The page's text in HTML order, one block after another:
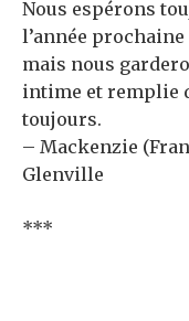
Nous espérons
l’année
mais nous
intime et remplie
toujours.
– Mackenzie
Glenville
***